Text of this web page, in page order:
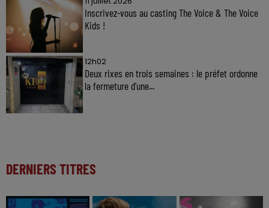
Inscrivez-vous au casting The Voice & The Voice
Kids !
12h02
Deux rixes en trois semaines : le préfet ordonne
la fermeture d'une...
DERNIERS TITRES